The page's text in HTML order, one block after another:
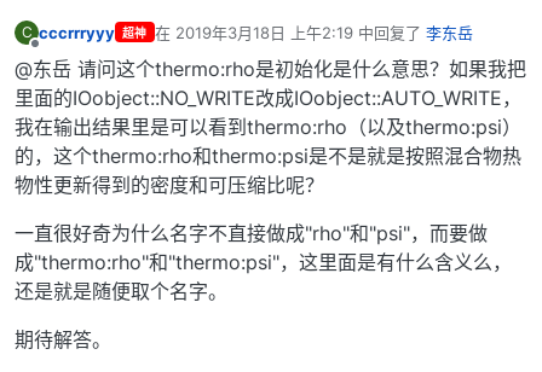
C
离线
cccrrryyy 超神 在 2019年3月18日 上午2:19中回复了 李东岳
最后由 编辑
@东岳 请问这个thermo:rho是初始化是什么意思？如果我把
里面的IOobject::NO_WRITE改成IOobject::AUTO_WRITE，
我在输出结果里是可以看到thermo:rho（以及thermo:psi）
的，这个thermo:rho和thermo:psi是不是就是按照混合物热
物性更新得到的密度和可压缩比呢？
一直很好奇为什么名字不直接做成"rho"和"psi"，而要做
成"thermo:rho"和"thermo:psi"，这里面是有什么含义么，
还是就是随便取个名字。
期待解答。